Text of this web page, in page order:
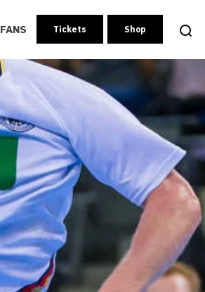
FANS Tickets Shop